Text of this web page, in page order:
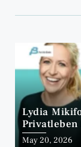
Lydia
May 20, 2026